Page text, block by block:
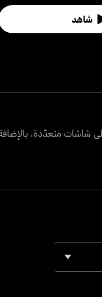
شاهد
شاشات متعدّدة، بالإضافة